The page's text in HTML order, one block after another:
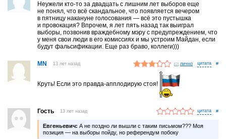
Неужели кто-то за двадцать с лишним лет выборов еще
не понял, что всё скандальное, что появляется вечером
в пятницу накануне голосования — всё это пустышка
и провокация? Впрочем, я лет пять назад так выиграл
выборы, позвонив враждебному мэру с предупреждением, что
у меня свои люди в его комиссиях и мы устроим Майдан, если
будут фальсификации. Еще раз браво, коллеги)))
MN 13 лет назад лично #
Круть! Если это правда-апплодирую стоя!
Гость 13 лет назад #
Евгеньевич: А не поздно ли вышли с таким письмом??? Моя
позиция — на выборы пойду, но референдум побоку